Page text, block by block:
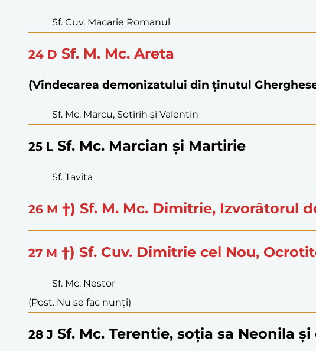
Sf. Cuv. Macarie Romanul
24 D Sf. M. Mc. Areta
(Vindecarea demonizatului din ținutul
Sf. Mc. Marcu, Sotirih și Valentin
25 L Sf. Mc. Marcian și Martirie
Sf. Tavita
26 M †) Sf. M. Mc. Dimitrie, Izvorâtorul
27 M †) Sf. Cuv. Dimitrie cel Nou,
Sf. Mc. Nestor
(Post. Nu se fac nunți)
28 J Sf. Mc. Terentie, soția sa Neonila